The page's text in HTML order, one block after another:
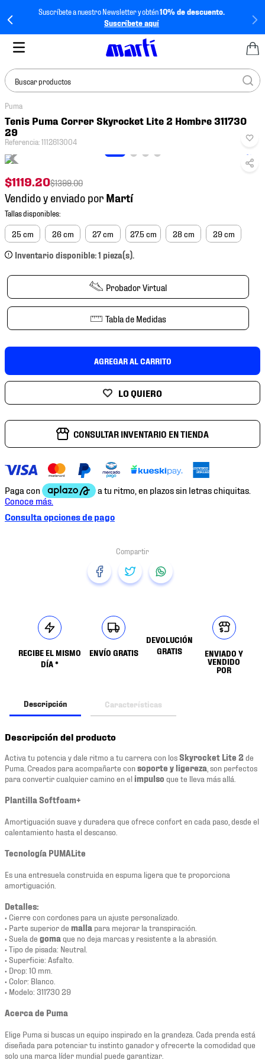
Suscríbete a nuestro Newsletter y obtén10% de descuento.
Suscríbete aquí
Buscar productos
Puma
Tenis Puma Correr Skyrocket Lite 2 Hombre 311730
29
Referencia:1112613004
$1119.20$1399.00
Vendido y enviado por
25 cm 26 cm 27 cm 27.5 cm 28 cm 29 cm
Inventario disponible: 1 pieza(s).
Probador Virtual
Tabla de Medidas
AGREGAR AL CARRITO
CONSULTAR INVENTARIO EN TIENDA
Consulta opciones de pago
RECIBE EL MISMO
DÍA *
ENVÍO GRATIS
DEVOLUCIÓN
GRATIS
ENVIADO Y
VENDIDO
POR
Descripción Características
Descripción del producto
Activa tu potencia y dale ritmo a tu carrera con losSkyrocket Lite 2 de
Puma. Creados para acompañarte consoporte y ligereza , son perfectos
para convertir cualquier camino en elimpulso que te lleva más allá.
Plantilla Softfoam+
Amortiguación suave y duradera que ofrece confort en cada paso, desde el
calentamiento hasta el descanso.
Tecnología PUMALite
Es una entresuela construida en espuma ligera que te proporciona
amortiguación.
Detalles:
• Cierre con cordones para un ajuste personalizado.
• Parte superior de malla para mejorar la transpiración.
• Suela de goma que no deja marcas y resistente a la abrasión.
• Tipo de pisada: Neutral.
• Superficie: Asfalto.
• Drop: 10 mm.
• Color: Blanco.
• Modelo: 311730 29
Acerca de Puma
Elige Puma si buscas un equipo inspirado en la grandeza. Cada prenda está
diseñada para potenciar tu instinto ganador y ofrecerte la comodidad que
solo una marca líder mundial puede garantizar.
TÉRMINOS MÁS
BUSCADOS
1.
tenis mujer
2.
3.
tenis
4
tenis futbol
5.
jersey
6.
mochila
10. tenis nike